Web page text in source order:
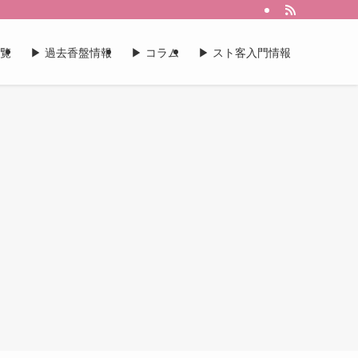
▶︎ 過去香盤情報 ▶︎ コラム ▶︎ スト客入門情報